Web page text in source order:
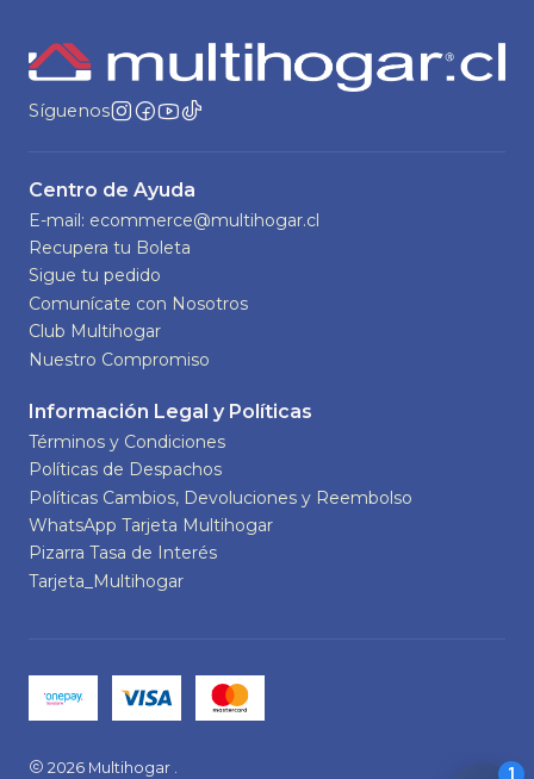
Síguenos
Centro de Ayuda
E-mail: ecommerce@multihogar.cl
Recupera tu Boleta
Sigue tu pedido
Comunícate con Nosotros
Club Multihogar
Nuestro Compromiso
Información Legal y Políticas
Términos y Condiciones
Políticas de Despachos
Políticas Cambios, Devoluciones y Reembolso
WhatsApp Tarjeta Multihogar
Pizarra Tasa de Interés
Tarjeta_Multihogar
2026 Multihogar .